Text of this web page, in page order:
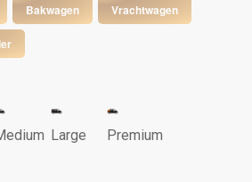
Bakwagen Vrachtwagen
Large Premium